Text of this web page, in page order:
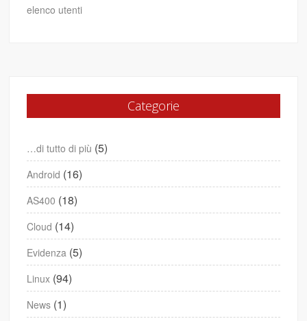
elenco utenti
Categorie
…di tutto di più (5)
Android (16)
AS400 (18)
Cloud (14)
Evidenza (5)
Linux (94)
News (1)